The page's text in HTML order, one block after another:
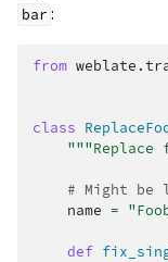
bar :
from
class
# Might be
name =
def